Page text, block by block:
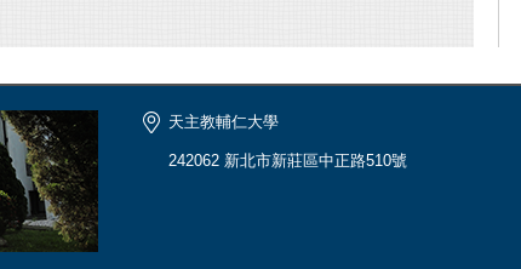
天主教輔仁大學
242062 新北市新莊區中正路510號